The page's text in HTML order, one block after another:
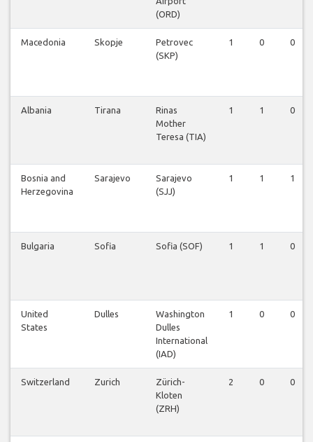
(ORD)
Macedonia Skopje
Petrovec
(SKP)
1 0 0
Albania Tirana
Rinas
Mother
Teresa (TIA)
1 1 0
Bosnia and
Herzegovina
Sarajevo
Sarajevo
(SJJ)
1 1 1
Bulgaria Sofia Sofia (SOF) 1 1 0
United
States
Dulles
Washington
Dulles
International
(IAD)
1 0 0
Switzerland Zurich
Zürich-
Kloten
(ZRH)
2 0 0